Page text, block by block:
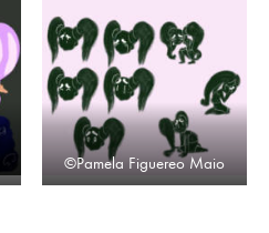
©Pamela Figuereo Maio